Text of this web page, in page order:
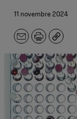
11 novembre 2024
E-
Stampa
Copia